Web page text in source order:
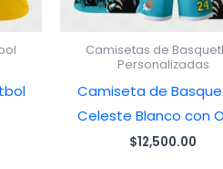
Camisetas de
Personalizadas
Camiseta de
Celeste Blanco con
$12,500.00